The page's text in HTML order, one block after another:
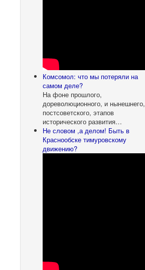
Комсомол: что мы потеряли на
самом деле?
На фоне прошлого,
дореволюционного, и нынешнего,
постсоветского, этапов
исторического развития…
Не словом ,а делом! Быть в
Краснообске тимуровскому
движению?